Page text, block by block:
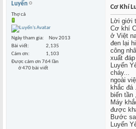
Luyến
Thợ cả
Ngày tham gia
Nov 2013
Bài viết
2,135
Cám ơn
1,103
Được cám ơn 764 lần
ở 470 bài viết
Cơ Khí
Lời giới
Cơ khí
ở Việt
đen lại
công
xuất
Luyến
cháy...
ngoài
khắc đá
biến tần
Máy
được
Bước
Luyến